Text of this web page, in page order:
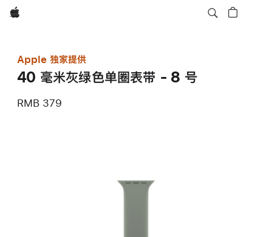
Apple
Apple 独家提供
40 毫米灰绿色单圈表带 - 8 号
RMB 379